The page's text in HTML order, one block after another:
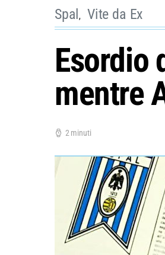
Spal Vite da Ex
Esordio
mentre
2 minuti